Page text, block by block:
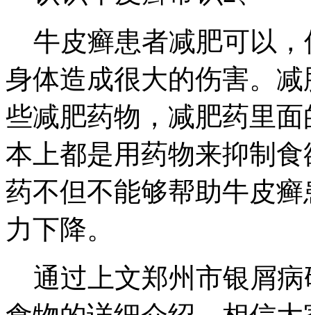
牛皮癣患者减肥可以，
身体造成很大的伤害。
些减肥药物，减肥药里
本上都是用药物来抑制
药不但不能够帮助牛皮
力下降。
通过上文郑州市银屑病